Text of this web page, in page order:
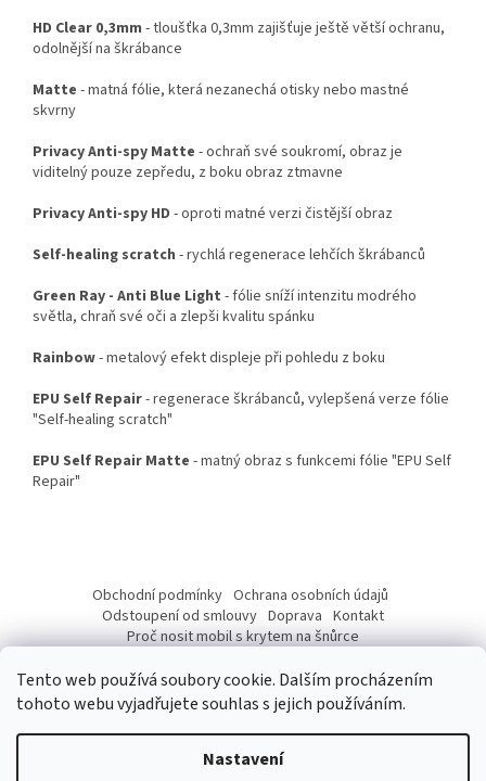
Tento web používá soubory cookie. Dalším procházením
tohoto webu vyjadřujete souhlas s jejich používáním.
Nastavení
HD Clear 0,3mm - tloušťka 0,3mm zajišťuje ještě větší ochranu,
odolnější na škrábance
Matte - matná fólie, která nezanechá otisky nebo mastné
skvrny
Privacy Anti-spy Matte - ochraň své soukromí, obraz je
viditelný pouze zepředu, z boku obraz ztmavne
Privacy Anti-spy HD - oproti matné verzi čistější obraz
Self-healing scratch - rychlá regenerace lehčích škrábanců
Green Ray - Anti Blue Light - fólie sníží intenzitu modrého
světla, chraň své oči a zlepši kvalitu spánku
Rainbow- metalový efekt displeje při pohledu z boku
EPU Self Repair- regenerace škrábanců, vylepšená verze fólie
"Self-healing scratch"
EPU Self Repair Matte - matný obraz s funkcemi fólie "EPU Self
Repair"
a
Obchodní podmínky Ochrana osobních údajů
Odstoupení od smlouvy Doprava Kontakt
Proč nosit mobil s krytem na šnůrce
Vytvořil Shoptet